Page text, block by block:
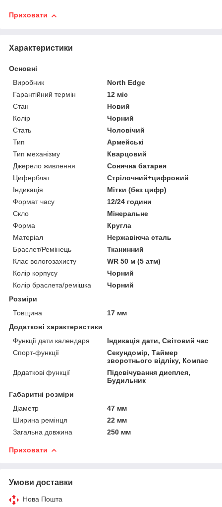
Приховати
Характеристики
Основні
Виробник
North Edge
Гарантійний термін
12 міс
Стан
Новий
Колір
Чорний
Стать
Чоловічий
Тип
Армейські
Тип механізму
Кварцовий
Джерело живлення
Сонячна батарея
Циферблат
Стрілочний+цифровий
Індикація
Мітки (без цифр)
Формат часу
12/24 години
Скло
Мінеральне
Форма
Кругла
Матеріал
Нержавіюча сталь
Браслет/Ремінець
Тканинний
Клас вологозахисту
WR 50 м (5 атм)
Колір корпусу
Чорний
Колір браслета/ремішка
Чорний
Розміри
Товщина
17 мм
Додаткові характеристики
Функції дати календаря
Індикація дати, Світовий час
Спорт-функції
Секундомір, Таймер
зворотнього відліку, Компас
Додаткові функції
Підсвічування дисплея,
Будильник
Габаритні розміри
Діаметр
47 мм
Ширина ремінця
22 мм
Загальна довжина
250 мм
Приховати
Умови доставки
Нова Пошта